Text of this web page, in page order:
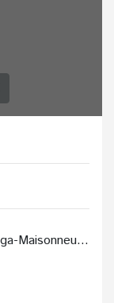
2299 Av. De La Salle, Mercier/Hochelaga-Maisonneuve